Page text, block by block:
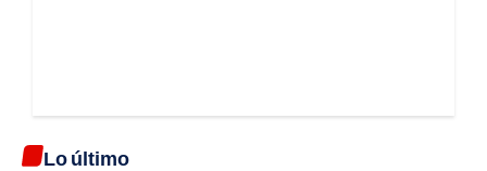
Lo último